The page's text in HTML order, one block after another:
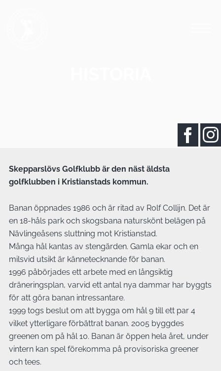
Skepparslövs Golfklubb är den näst äldsta
golfklubben i Kristianstads kommun.
Banan öppnades 1986 och är ritad av Rolf Collijn. Det är
en 18-håls park och skogsbana naturskönt belägen på
Nävlingeåsens sluttning mot Kristianstad.
Många hål kantas av stengärden. Gamla ekar och en
milsvid utsikt är kännetecknande för banan.
1996 påbörjades ett arbete med en långsiktig
dräneringsplan, varvid ett antal nya dammar har byggts
för att göra banan intressantare.
1999 togs beslut om att bygga om hål 9 till ett par 4
vilket ytterligare förbättrat banan. 2005 byggdes
greenen om på hål 10. Banan är öppen hela året, under
vintern kan spel förekomma på provisoriska greener
och tees.